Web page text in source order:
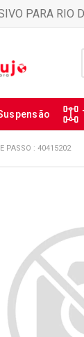
PARA RIO
PASSO : 40415202